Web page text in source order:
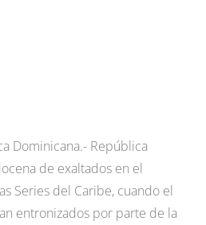
Dominicana.- República
de exaltados en el
Series del Caribe, cuando el
entronizados por parte de la